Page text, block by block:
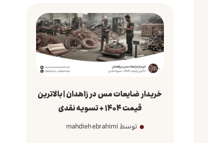
خریدار ضایعات مس در زاهدان | بالاترین
قیمت 1404 + تسویه نقدی
توسط mahdieh ebrahimi